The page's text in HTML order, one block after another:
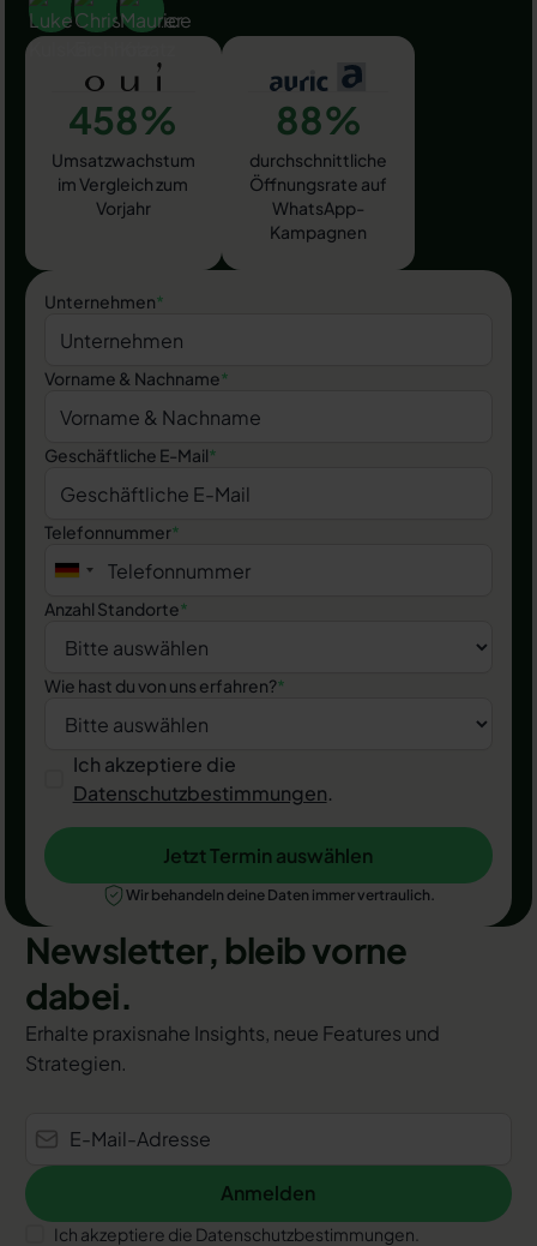
458%
Umsatzwachstum
im Vergleich zum
Vorjahr
88%
durchschnittliche
Öffnungsrate auf
WhatsApp-
Kampagnen
Unternehmen*
Vorname & Nachname*
Geschäftliche E-Mail*
Telefonnummer*
Anzahl Standorte*
Wie hast du von uns erfahren?*
Ich akzeptiere die
Datenschutzbestimmungen.
Jetzt Termin auswählen
Jetzt Termin auswählen
Wir behandeln deine Daten immer vertraulich.
Newsletter, bleib vorne
dabei.
Erhalte praxisnahe Insights, neue Features und
Strategien.
Anmelden
Anmelden
Ich akzeptiere die Datenschutzbestimmungen.